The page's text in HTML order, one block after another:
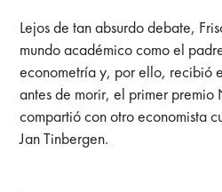
Lejos de tan absurdo debate,
mundo académico como el
econometría y, por ello, recibió
antes de morir, el primer
compartió con otro economista
Jan Tinbergen.